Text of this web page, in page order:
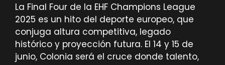
La Final Four de la EHF Champions League
2025 es un hito del deporte europeo, que
conjuga altura competitiva, legado
histórico y proyección futura. El 14 y 15 de
junio, Colonia será el cruce donde talento,